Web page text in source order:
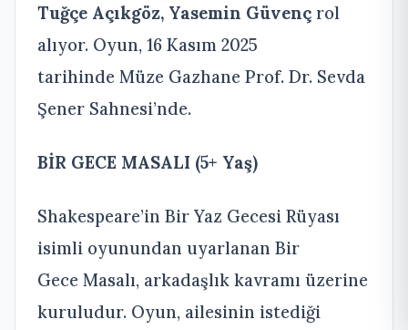
Tuğçe Açıkgöz, Yasemin Güvenç rol
alıyor. Oyun, 16 Kasım 2025
tarihinde Müze Gazhane Prof. Dr. Sevda
Şener Sahnesi’nde.
BİR GECE MASALI (5+ Yaş)
Shakespeare’in Bir Yaz Gecesi Rüyası
isimli oyunundan uyarlanan Bir
Gece Masalı, arkadaşlık kavramı üzerine
kuruludur. Oyun, ailesinin istediği